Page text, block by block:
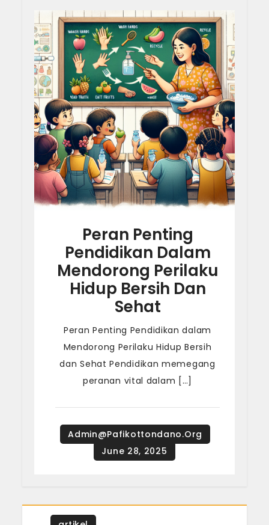
Peran Penting
Pendidikan Dalam
Mendorong Perilaku
Hidup Bersih Dan
Sehat
Peran Penting Pendidikan dalam
Mendorong Perilaku Hidup Bersih
dan Sehat Pendidikan memegang
peranan vital dalam […]